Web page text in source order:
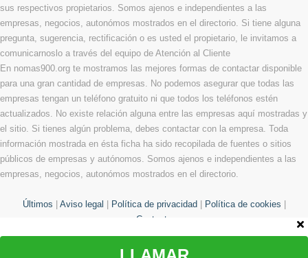
sus respectivos propietarios. Somos ajenos e independientes a las
empresas, negocios, autonómos mostrados en el directorio. Si tiene alguna
pregunta, sugerencia, rectificación o es usted el propietario, le invitamos a
comunicarnoslo a través del equipo de Atención al Cliente
En nomas900.org te mostramos las mejores formas de contactar disponible
para una gran cantidad de empresas. No podemos asegurar que todas las
empresas tengan un teléfono gratuito ni que todos los teléfonos estén
actualizados. No existe relación alguna entre las empresas aquí mostradas y
el sitio. Si tienes algún problema, debes contactar con la empresa. Toda
información mostrada en ésta ficha ha sido recopilada de fuentes o sitios
públicos de empresas y autónomos. Somos ajenos e independientes a las
empresas, negocios, autonómos mostrados en el directorio.
Últimos Aviso legal Política de privacidad Política de cookies
Contacto